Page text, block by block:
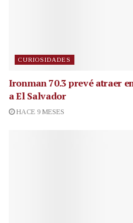
CURIOSIDADES
Ironman 70.3 prevé atraer
a El Salvador
HACE 9 MESES